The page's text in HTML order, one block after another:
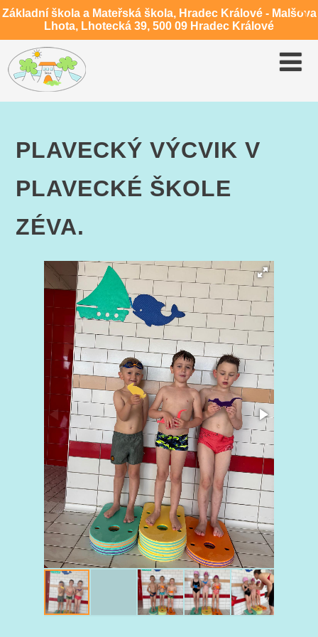
Základní škola a Mateřská škola, Hradec Králové - Malšova
Lhota, Lhotecká 39, 500 09 Hradec Králové
PLAVECKÝ VÝCVIK V
PLAVECKÉ ŠKOLE
ZÉVA.